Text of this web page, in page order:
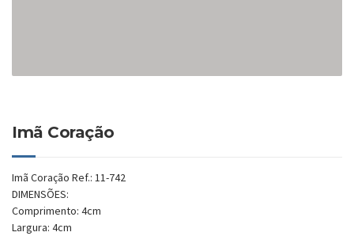
Imã Coração
Imã Coração Ref.: 11-742
DIMENSÕES:
Comprimento: 4cm
Largura: 4cm